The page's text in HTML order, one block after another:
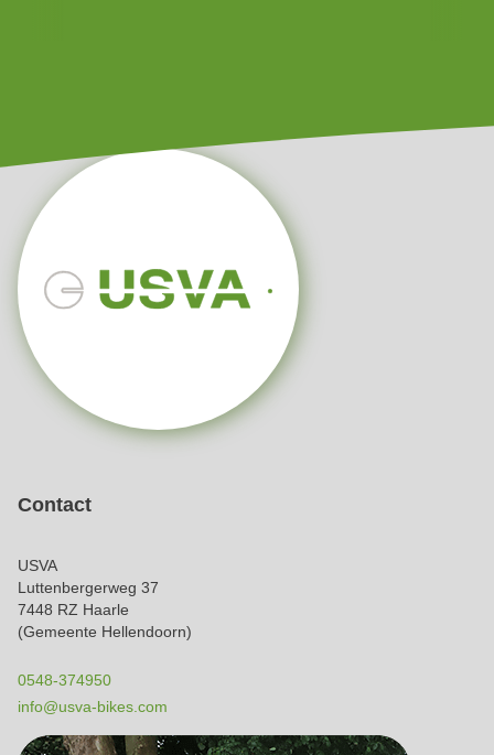
Contact
USVA
Luttenbergerweg 37
7448 RZ Haarle
(Gemeente Hellendoorn)
0548-374950
info@usva-bikes.com